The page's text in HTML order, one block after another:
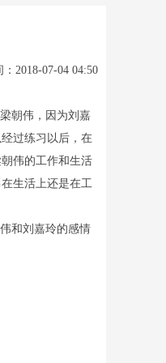
2018-07-04 04:50
朝伟，因为刘嘉
过练习以后，在
伟的工作和生活
生活上还是在工
和刘嘉玲的感情